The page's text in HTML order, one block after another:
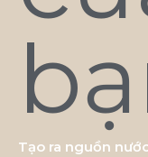
Tạo ra nguồn